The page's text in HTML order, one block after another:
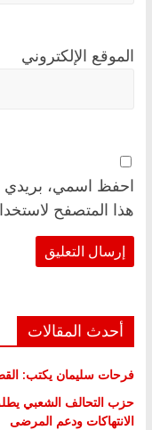
الموقع الإلكتروني
احفظ اسمي، بريدي
هذا المتصفح
أحدث المقالات
فرحات سليمان يكتب:
حزب التحالف الشعبي
الانتهاكات ودعم المرضى